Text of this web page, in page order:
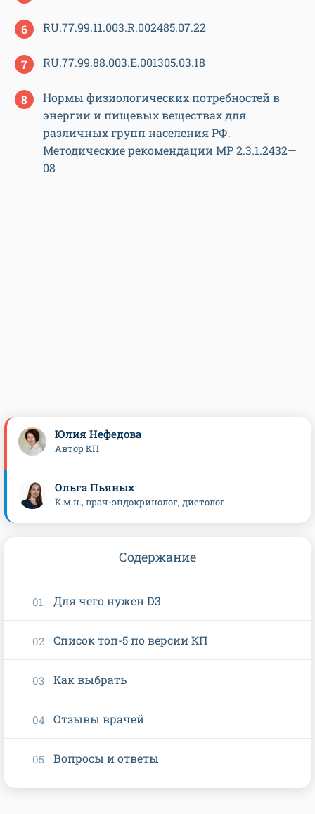
RU.77.99.11.003.R.002485.07.22
RU.77.99.88.003.Е.001305.03.18
Нормы физиологических потребностей в
энергии и пищевых веществах для
различных групп населения РФ.
Методические рекомендации МР 2.3.1.2432—
08
Юлия Нефедова
Автор КП
Ольга Пьяных
К.м.н., врач-эндокринолог, диетолог
Содержание
Для чего нужен D3
Список топ-5 по версии КП
Как выбрать
Отзывы врачей
Вопросы и ответы